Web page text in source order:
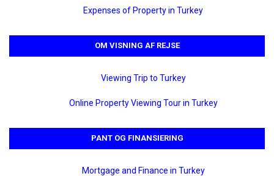
Expenses of Property in Turkey
OM VISNING AF REJSE
Viewing Trip to Turkey
Online Property Viewing Tour in Turkey
PANT OG FINANSIERING
Mortgage and Finance in Turkey